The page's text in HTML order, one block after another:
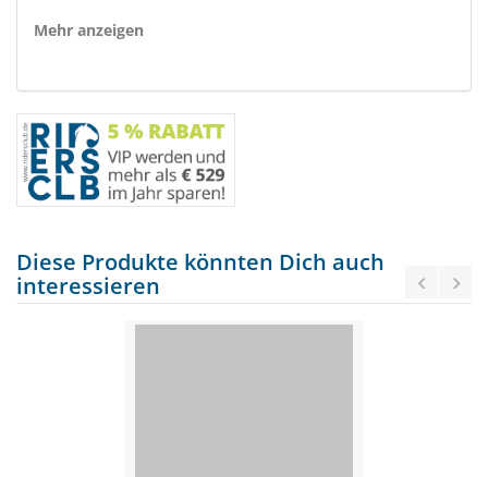
Mehr anzeigen
Diese Produkte könnten Dich auch
interessieren